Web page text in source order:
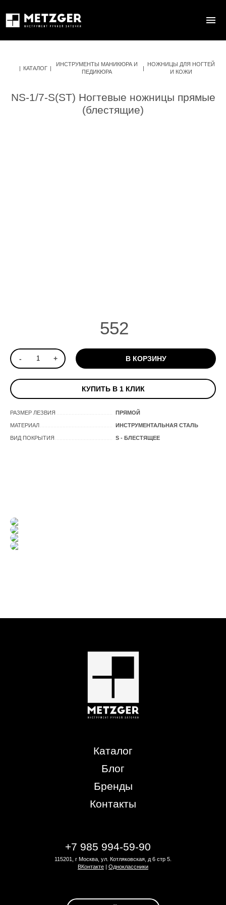
| КАТАЛОГ |
ИНСТРУМЕНТЫ МАНИКЮРА И
ПЕДИКЮРА
|
НОЖНИЦЫ ДЛЯ НОГТЕЙ
И КОЖИ
NS-1/7-S(ST) Ногтевые ножницы прямые
(блестящие)
552
- + В КОРЗИНУ
КУПИТЬ В 1 КЛИК
РАЗМЕР ЛЕЗВИЯ ПРЯМОЙ
МАТЕРИАЛ ИНСТРУМЕНТАЛЬНАЯ СТАЛЬ
ВИД ПОКРЫТИЯ S - БЛЕСТЯЩЕЕ
Каталог
Блог
Бренды
Контакты
+7 985 994-59-90
115201, г Москва, ул. Котляковская, д 6 стр 5.
ВКонтакте | Одноклассники